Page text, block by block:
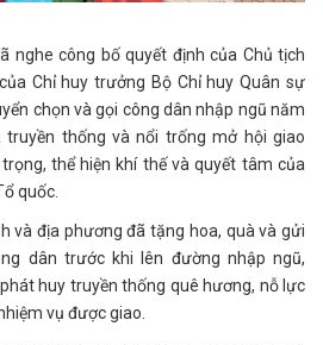
nghe công bố quyết định của Chủ tịch
Chỉ huy trưởng Bộ Chỉ huy Quân sự
chọn và gọi công dân nhập ngũ năm
thống và nổi trống mở hội giao
thể hiện khí thế và quyết tâm của
quốc.
và địa phương đã tặng hoa, quà và gửi
dân trước khi lên đường nhập ngũ,
huy truyền thống quê hương, nỗ lực
vụ được giao.